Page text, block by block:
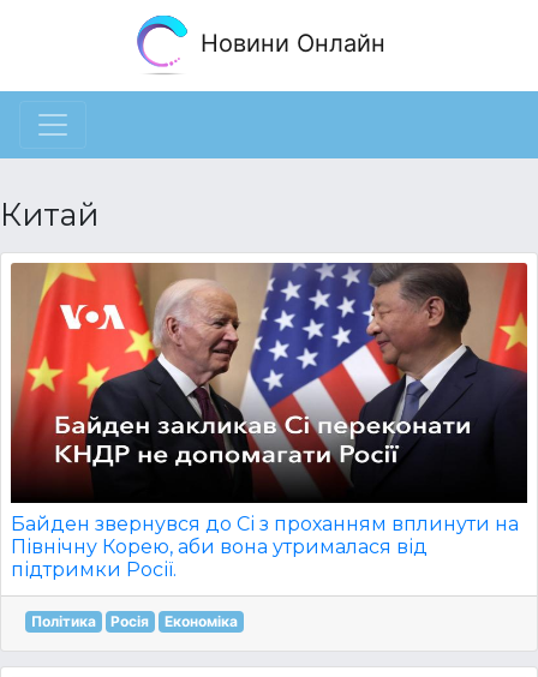
Новини Онлайн
Китай
Байден звернувся до Сі з проханням вплинути на
Північну Корею, аби вона утрималася від
підтримки Росії.
Політика Росія Економіка